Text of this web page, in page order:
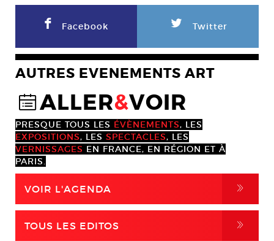
F Facebook L Twitter
AUTRES EVENEMENTS ART
@ALLER&VOIR
PRESQUE TOUS LES ÉVÈNEMENTS, LES
EXPOSITIONS, LES SPECTACLES, LES
VERNISSAGES EN FRANCE, EN RÉGION ET À
PARIS.
VOIR L'AGENDA ,
TOUS LES EDITOS ,